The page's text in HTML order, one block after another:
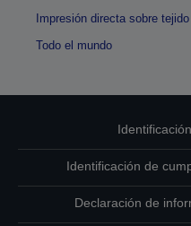
Impresión directa sobre tejido
Todo el mundo
Identificación de
Declaración de